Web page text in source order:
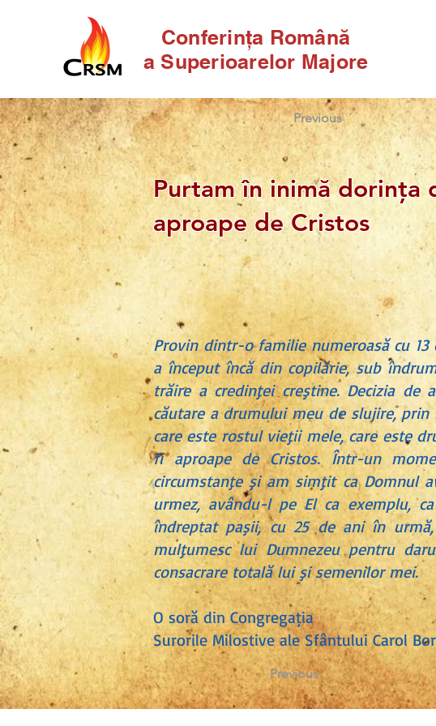
Conferinţa Română
a Superioarelor Majore
Previous
Purtam în inimă dorinţa
aproape de Cristos
Provin dintr-o familie numeroasă cu
a început încă din copilărie, sub
trăire a credinţei creştine. Decizia
căutare a drumului meu de slujire,
care este rostul vieţii mele, care este
fi aproape de Cristos. Într-un
circumstanţe şi am simţit ca Domnul
urmez, avându-l pe El ca exemplu,
îndreptat paşii, cu 25 de ani în
mulţumesc lui Dumnezeu pentru
consacrare totală lui şi semenilor mei.
O soră din Congregația
Surorile Milostive ale Sfântului Carol
Previous